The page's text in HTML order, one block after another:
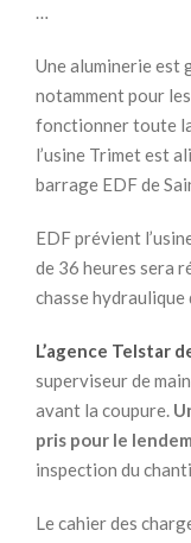
…
Une aluminerie est
notamment pour
fonctionner toute
l’usine Trimet est
barrage EDF de
EDF prévient
de 36 heures sera
chasse hydraulique
L’agence Telstar
superviseur de
avant la coupure.
pris pour le
inspection du
Le cahier des